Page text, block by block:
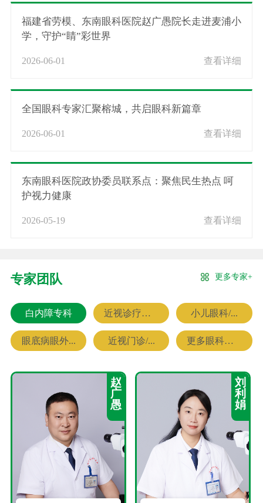
福建省劳模、东南眼科医院赵广愚院长走进麦浦小
学，守护“睛”彩世界
2026-06-01 查看详细
全国眼科专家汇聚榕城，共启眼科新篇章
2026-06-01 查看详细
东南眼科医院政协委员联系点：聚焦民生热点 呵
护视力健康
2026-05-19 查看详细
专家团队 更多专家+
白内障专科 近视诊疗专科 小儿眼科/...
眼底病眼外... 近视门诊/... 更多眼科专家
赵
广
愚
刘
利
娟